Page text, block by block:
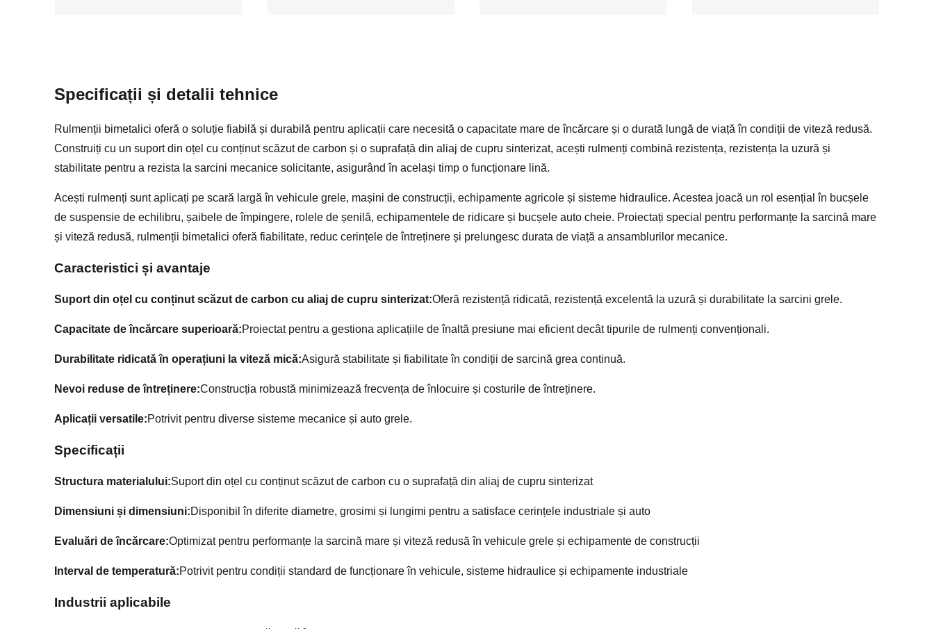
Specificații și detalii tehnice
Rulmenții bimetalici oferă o soluție fiabilă și durabilă pentru aplicații care necesită o capacitate mare de încărcare și o durată lungă de viață în condiții de viteză redusă.
Construiți cu un suport din oțel cu conținut scăzut de carbon și o suprafață din aliaj de cupru sinterizat, acești rulmenți combină rezistența, rezistența la uzură și
stabilitate pentru a rezista la sarcini mecanice solicitante, asigurând în același timp o funcționare lină.
Acești rulmenți sunt aplicați pe scară largă în vehicule grele, mașini de construcții, echipamente agricole și sisteme hidraulice. Acestea joacă un rol esențial în bucșele
de suspensie de echilibru, șaibele de împingere, rolele de șenilă, echipamentele de ridicare și bucșele auto cheie. Proiectați special pentru performanțe la sarcină mare
și viteză redusă, rulmenții bimetalici oferă fiabilitate, reduc cerințele de întreținere și prelungesc durata de viață a ansamblurilor mecanice.
Caracteristici și avantaje
Suport din oțel cu conținut scăzut de carbon cu aliaj de cupru sinterizat:Oferă rezistență ridicată, rezistență excelentă la uzură și durabilitate la sarcini grele.
Capacitate de încărcare superioară:Proiectat pentru a gestiona aplicațiile de înaltă presiune mai eficient decât tipurile de rulmenți convenționali.
Durabilitate ridicată în operațiuni la viteză mică:Asigură stabilitate și fiabilitate în condiții de sarcină grea continuă.
Nevoi reduse de întreținere:Construcția robustă minimizează frecvența de înlocuire și costurile de întreținere.
Aplicații versatile:Potrivit pentru diverse sisteme mecanice și auto grele.
Specificații
Structura materialului:Suport din oțel cu conținut scăzut de carbon cu o suprafață din aliaj de cupru sinterizat
Dimensiuni și dimensiuni:Disponibil în diferite diametre, grosimi și lungimi pentru a satisface cerințele industriale și auto
Evaluări de încărcare:Optimizat pentru performanțe la sarcină mare și viteză redusă în vehicule grele și echipamente de construcții
Interval de temperatură:Potrivit pentru condiții standard de funcționare în vehicule, sisteme hidraulice și echipamente industriale
Industrii aplicabile